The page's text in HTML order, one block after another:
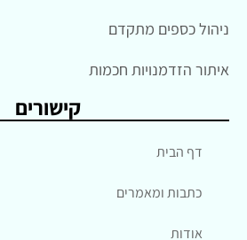
ניהול כספים מתקדם
איתור הזדמנויות חכמות
קישורים
דף הבית
כתבות ומאמרים
אודות